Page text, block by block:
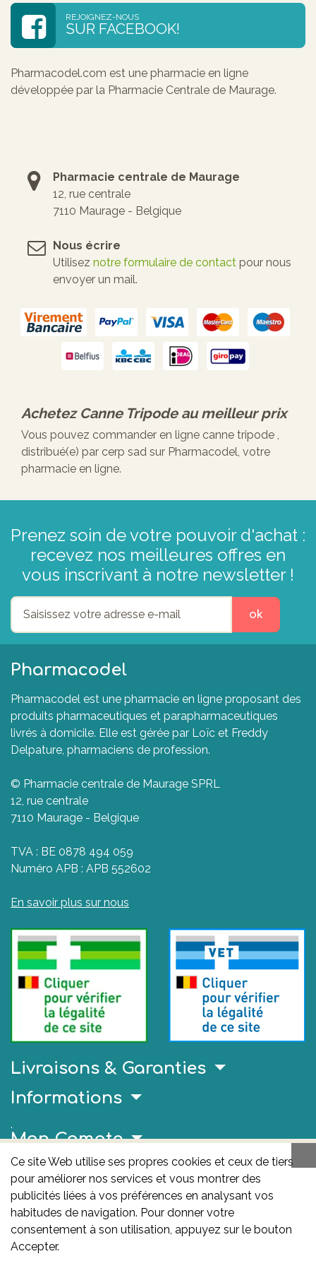
REJOIGNEZ-NOUS
SUR FACEBOOK!
Pharmacodel.com est une pharmacie en ligne
développée par la Pharmacie Centrale de Maurage.
Pharmacie centrale de Maurage
12, rue centrale
7110 Maurage - Belgique
Nous écrire
Utilisez notre formulaire de contact pour nous
envoyer un mail.
Achetez Canne Tripode au meilleur prix
Vous pouvez commander en ligne canne tripode ,
distribué(e) par cerp sad sur Pharmacodel, votre
pharmacie en ligne.
Prenez soin de votre pouvoir d'achat :
recevez nos meilleures offres en
vous inscrivant à notre newsletter !
ok
Pharmacodel
Pharmacodel est une pharmacie en ligne proposant des
produits pharmaceutiques et parapharmaceutiques
livrés à domicile. Elle est gérée par Loïc et Freddy
Delpature, pharmaciens de profession.
© Pharmacie centrale de Maurage SPRL
12, rue centrale
7110 Maurage - Belgique
TVA : BE 0878 494 059
Numéro APB : APB 552602
En savoir plus sur nous
Livraisons & Garanties
Ce site Web utilise ses propres cookies et ceux de tiers
pour améliorer nos services et vous montrer des
publicités liées à vos préférences en analysant vos
habitudes de navigation. Pour donner votre
consentement à son utilisation, appuyez sur le bouton
Accepter.
Informations
.
Mon Compte
Liens Utiles
AFMPS
L'AFMPS est l’autorité compétente en matière de
médicaments et de produits de santé en Belgique. Ce